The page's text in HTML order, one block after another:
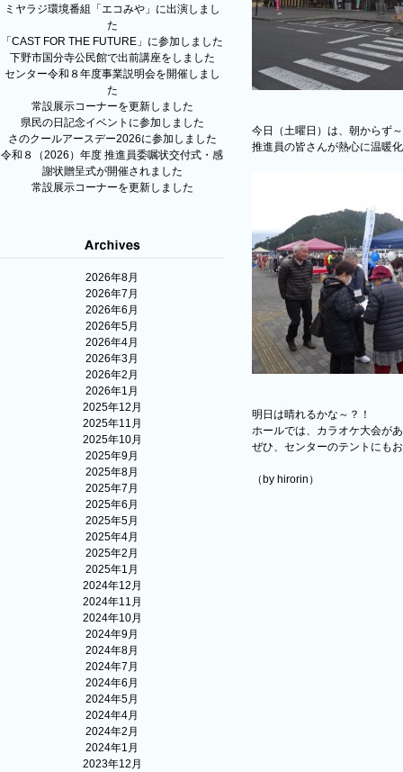
ミヤラジ環境番組「エコみや」に出演しまし
た
「CAST FOR THE FUTURE」に参加しました
下野市国分寺公民館で出前講座をしました
センター令和８年度事業説明会を開催しまし
た
常設展示コーナーを更新しました
県民の日記念イベントに参加しました
さのクールアースデー2026に参加しました
令和８（2026）年度 推進員委嘱状交付式・感
謝状贈呈式が開催されました
常設展示コーナーを更新しました
2026年8月
2026年7月
2026年6月
2026年5月
2026年4月
2026年3月
2026年2月
2026年1月
2025年12月
2025年11月
2025年10月
2025年9月
2025年8月
2025年7月
2025年6月
2025年5月
2025年4月
2025年2月
2025年1月
2024年12月
2024年11月
2024年10月
2024年9月
2024年8月
2024年7月
2024年6月
2024年5月
2024年4月
2024年2月
2024年1月
2023年12月
今日（土曜日）は、朝からず
推進員の皆さんが熱心に温暖
明日は晴れるかな～？！
ホールでは、カラオケ大会が
ぜひ、センターのテントにも
（by hirorin）